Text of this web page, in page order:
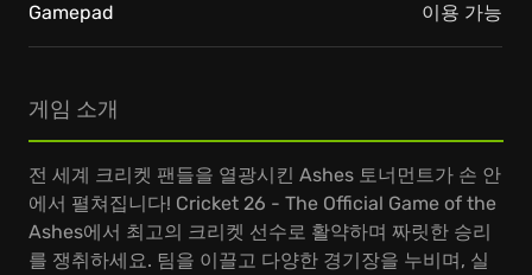
게임 소개
전 세계 크리켓 팬들을 열광시킨 Ashes 토너먼트가 손 안
에서 펼쳐집니다! Cricket 26 - The Official Game of the
Ashes에서 최고의 크리켓 선수로 활약하며 짜릿한 승리
를 쟁취하세요. 팀을 이끌고 다양한 경기장을 누비며, 실
Gamepad 이용 가능